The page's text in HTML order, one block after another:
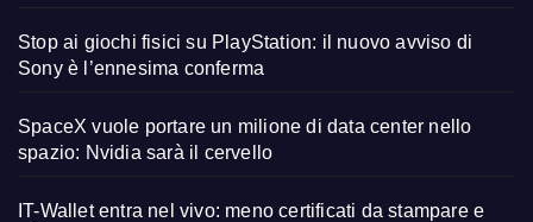
Stop ai giochi fisici su PlayStation: il nuovo avviso di
Sony è l’ennesima conferma
SpaceX vuole portare un milione di data center nello
spazio: Nvidia sarà il cervello
IT-Wallet entra nel vivo: meno certificati da stampare e